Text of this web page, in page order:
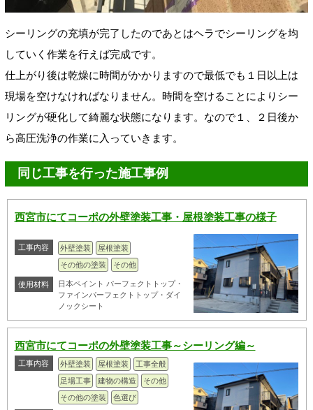
シーリングの充填が完了したのであとはヘラでシーリングを均
していく作業を行えば完成です。
仕上がり後は乾燥に時間がかかりますので最低でも１日以上は
現場を空けなければなりません。時間を空けることによりシー
リングが硬化して綺麗な状態になります。なので１、２日後か
ら高圧洗浄の作業に入っていきます。
同じ工事を行った施工事例
西宮市にてコーポの外壁塗装工事・屋根塗装工事の様子
工事内容 外壁塗装
屋根塗装
その他の塗装
その他
使用材料
日本ペイント パーフェクトトップ・
ファインパーフェクトトップ・ダイ
ノックシート
西宮市にてコーポの外壁塗装工事～シーリング編～
工事内容 外壁塗装 屋根塗装
工事全般
足場工事
建物の構造
その他
その他の塗装
色選び